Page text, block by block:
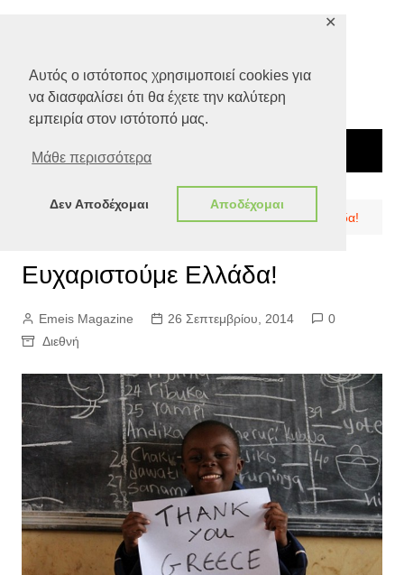
Αυτός ο ιστότοπος χρησιμοποιεί cookies για
να διασφαλίσει ότι θα έχετε την καλύτερη
εμπειρία στον ιστότοπό μας.
Μάθε περισσότερα
Δεν Αποδέχομαι Αποδέχομαι
✕
Διεθνή Ευχαριστούμε Ελλάδα!
Ευχαριστούμε Ελλάδα!
Emeis Magazine 26 Σεπτεμβρίου, 2014
0
Διεθνή